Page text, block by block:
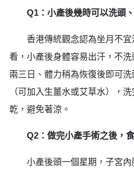
Q1：小產後幾時可以洗頭
香港傳統觀念認為坐月不
看，小產後身體容易出汗，不
兩三日、體力稍為恢復後即可
（可加入生薑水或艾草水），
乾，避免著涼。
Q2：做完小產手術之後，
小產後頭一個星期，子宮